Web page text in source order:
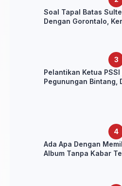
Soal Tapal Batas
Dengan Gorontalo,
Pelantikan Ketua
Pegunungan Bintang,
Ada Apa Dengan
Album Tanpa Kabar